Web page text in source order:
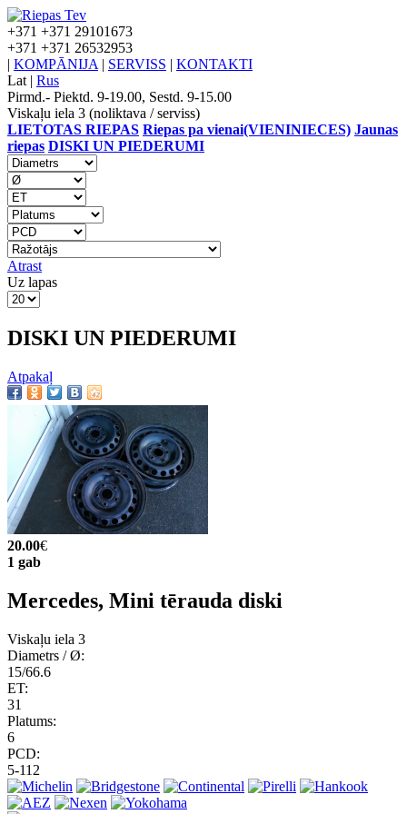
+371 +371 29101673
+371 +371 26532953
| KOMPĀNIJA | SERVISS | KONTAKTI
Lat | Rus
Pirmd.- Piektd. 9-19.00, Sestd. 9-15.00
Viskaļu iela 3 (noliktava / serviss)
LIETOTAS RIEPAS Riepas pa vienai(VIENINIECES) Jaunas
riepas DISKI UN PIEDERUMI
Atrast
Uz lapas
DISKI UN PIEDERUMI
Atpakaļ
20.00€
1 gab
Mercedes, Mini tērauda diski
Viskaļu iela 3
Diametrs / Ø:
15/66.6
ET:
31
Platums:
6
PCD:
5-112